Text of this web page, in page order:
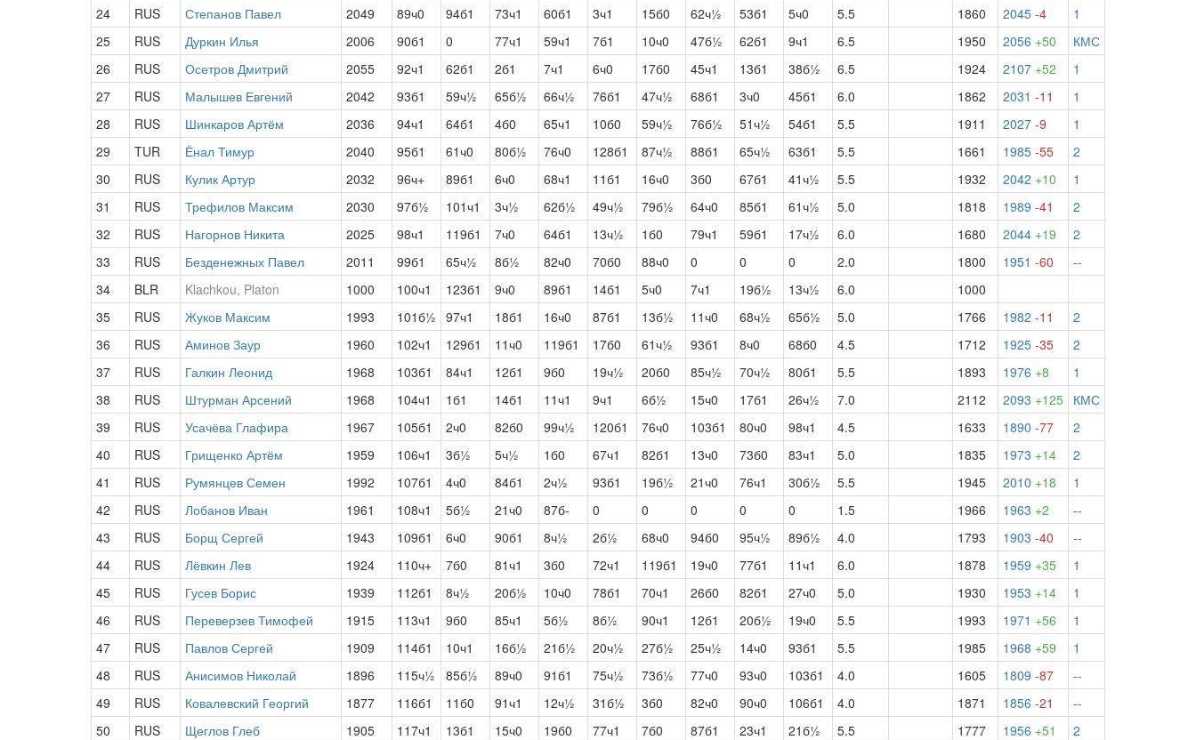
24
RUS Степанов Павел 2049 89ч0 94б1 73ч1 60б1 3ч1 15б0 62ч½ 53б1 5ч0 5.5 1860 2045 -4
1
25
RUS Дуркин Илья 2006 90б1 0 77ч1 59ч1 7б1 10ч0 47б½ 62б1 9ч1 6.5 1950 2056 +50
КМС
26
RUS Осетров Дмитрий 2055 92ч1 62б1 2б1 7ч1 6ч0 17б0 45ч1 13б1 38б½ 6.5 1924 2107 +52
1
27
RUS Малышев Евгений 2042 93б1 59ч½ 65б½ 66ч½ 76б1 47ч½ 68б1 3ч0 45б1 6.0 1862 2031 -11
1
28
RUS Шинкаров Артём 2036 94ч1 64б1 4б0 65ч1 10б0 59ч½ 76б½ 51ч½ 54б1 5.5 1911 2027 -9
1
29
TUR Ёнал Тимур 2040 95б1 61ч0 80б½ 76ч0 128б1 87ч½ 88б1 65ч½ 63б1 5.5 1661 1985 -55
2
30
RUS Кулик Артур 2032 96ч+ 89б1 6ч0 68ч1 11б1 16ч0 3б0 67б1 41ч½ 5.5 1932 2042 +10
1
31
RUS Трефилов Максим 2030 97б½ 101ч1 3ч½ 62б½ 49ч½ 79б½ 64ч0 85б1 61ч½ 5.0 1818 1989 -41
2
32
RUS Нагорнов Никита 2025 98ч1 119б1 7ч0 64б1 13ч½ 1б0 79ч1 59б1 17ч½ 6.0 1680 2044 +19
2
33
RUS Безденежных Павел 2011 99б1 65ч½ 8б½ 82ч0 70б0 88ч0 0 0 0 2.0 1800 1951 -60
--
34
BLR Klachkou, Platon 1000 100ч1 123б1 9ч0 89б1 14б1 5ч0 7ч1 19б½ 13ч½ 6.0
1000
35
RUS Жуков Максим 1993 101б½ 97ч1 18б1 16ч0 87б1 13б½ 11ч0 68ч½ 65б½ 5.0 1766 1982 -11
2
36
RUS Аминов Заур 1960 102ч1 129б1 11ч0 119б1 17б0 61ч½ 93б1 8ч0 68б0 4.5 1712 1925 -35
2
37
RUS Галкин Леонид 1968 103б1 84ч1 12б1 9б0 19ч½ 20б0 85ч½ 70ч½ 80б1 5.5 1893 1976 +8
1
38
RUS Штурман Арсений 1968 104ч1 1б1 14б1 11ч1 9ч1 6б½ 15ч0 17б1 26ч½ 7.0 2112 2093 +125
КМС
39
RUS Усачёва Глафира 1967 105б1 2ч0 82б0 99ч½ 120б1 76ч0 103б1 80ч0 98ч1 4.5 1633 1890 -77
2
40
RUS Грищенко Артём 1959 106ч1 3б½ 5ч½ 1б0 67ч1 82б1 13ч0 73б0 83ч1 5.0 1835 1973 +14
2
41
RUS Румянцев Семен 1992 107б1 4ч0 84б1 2ч½ 93б1 19б½ 21ч0 76ч1 30б½ 5.5 1945 2010 +18
1
42
RUS Лобанов Иван 1961 108ч1 5б½ 21ч0 87б- 0 0 0 0 0 1.5 1966 1963 +2
--
43
RUS Борщ Сергей 1943 109б1 6ч0 90б1 8ч½ 2б½ 68ч0 94б0 95ч½ 89б½ 4.0 1793 1903 -40
--
44
RUS Лёвкин Лев 1924 110ч+ 7б0 81ч1 3б0 72ч1 119б1 19ч0 77б1 11ч1 6.0 1878 1959 +35
1
45
RUS Гусев Борис 1939 112б1 8ч½ 20б½ 10ч0 78б1 70ч1 26б0 82б1 27ч0 5.0 1930 1953 +14
1
46
RUS Переверзев Тимофей 1915 113ч1 9б0 85ч1 5б½ 8б½ 90ч1 12б1 20б½ 19ч0 5.5 1993 1971 +56
1
47
RUS Павлов Сергей 1909 114б1 10ч1 16б½ 21б½ 20ч½ 27б½ 25ч½ 14ч0 93б1 5.5 1985 1968 +59
1
48
RUS Анисимов Николай 1896 115ч½ 85б½ 89ч0 91б1 75ч½ 73б½ 77ч0 93ч0 103б1 4.0 1605 1809 -87
--
49
RUS Ковалевский Георгий 1877 116б1 11б0 91ч1 12ч½ 31б½ 3б0 82ч0 90ч0 106б1 4.0 1871 1856 -21
--
50
RUS Щеглов Глеб 1905 117ч1 13б1 15ч0 19б0 77ч1 7б0 87б1 23ч1 21б½ 5.5 1777 1956 +51
2